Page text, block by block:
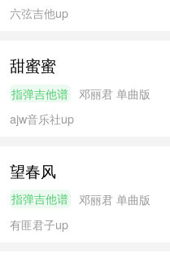
六弦吉他up
甜蜜蜜
指弹吉他谱 邓丽君 单曲版
ajw音乐社up
望春风
指弹吉他谱 邓丽君 单曲版
有匪君子up